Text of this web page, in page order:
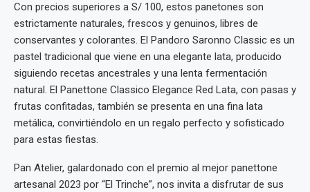
Con precios superiores a S/ 100, estos panetones son
estrictamente naturales, frescos y genuinos, libres de
conservantes y colorantes. El Pandoro Saronno Classic es un
pastel tradicional que viene en una elegante lata, producido
siguiendo recetas ancestrales y una lenta fermentación
natural. El Panettone Classico Elegance Red Lata, con pasas y
frutas confitadas, también se presenta en una fina lata
metálica, convirtiéndolo en un regalo perfecto y sofisticado
para estas fiestas.
Pan Atelier, galardonado con el premio al mejor panettone
artesanal 2023 por “El Trinche”, nos invita a disfrutar de sus